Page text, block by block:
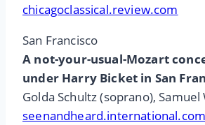
chicagoclassical.review.com
San Francisco
A not-your-usual-Mozart
under Harry Bicket in San
Golda Schultz (soprano),